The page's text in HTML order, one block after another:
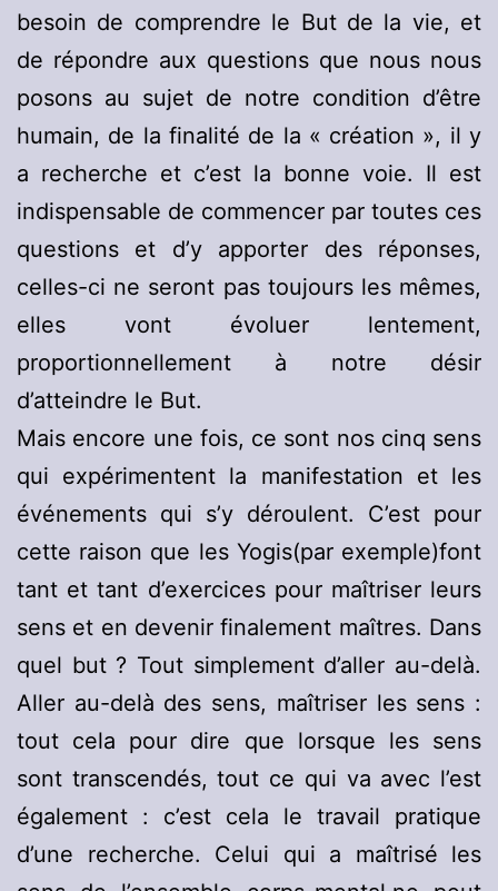
besoin de comprendre le But de la vie, et
de répondre aux questions que nous nous
posons au sujet de notre condition d’être
humain, de la finalité de la « création », il y
a recherche et c’est la bonne voie. Il est
indispensable de commencer par toutes ces
questions et d’y apporter des réponses,
celles-ci ne seront pas toujours les mêmes,
elles vont évoluer lentement,
proportionnellement à notre désir
d’atteindre le But.
Mais encore une fois, ce sont nos cinq sens
qui expérimentent la manifestation et les
événements qui s’y déroulent. C’est pour
cette raison que les Yogis(par exemple)font
tant et tant d’exercices pour maîtriser leurs
sens et en devenir finalement maîtres. Dans
quel but ? Tout simplement d’aller au-delà.
Aller au-delà des sens, maîtriser les sens :
tout cela pour dire que lorsque les sens
sont transcendés, tout ce qui va avec l’est
également : c’est cela le travail pratique
d’une recherche. Celui qui a maîtrisé les